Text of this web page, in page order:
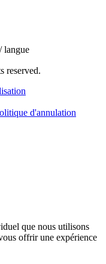
langue
reserved.
d'annulation
que nous utilisons
offrir une expérience